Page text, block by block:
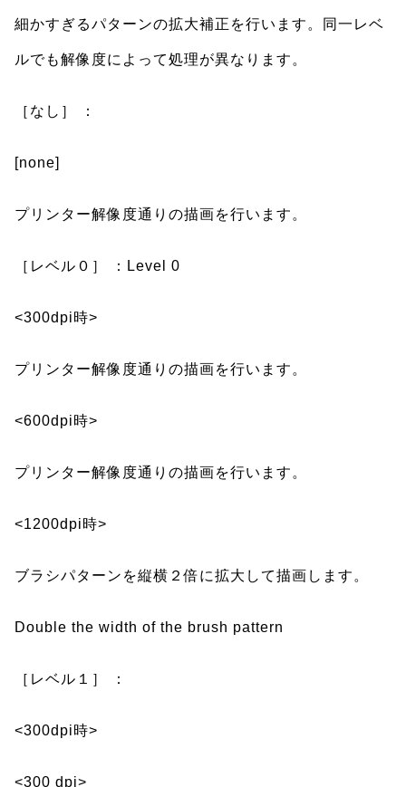
細かすぎるパターンの拡大補正を行います。同一レベ
ルでも解像度によって処理が異なります。
［なし］ ：
[none]
プリンター解像度通りの描画を行います。
［レベル０］ ：Level 0
<300dpi時>
プリンター解像度通りの描画を行います。
<600dpi時>
プリンター解像度通りの描画を行います。
<1200dpi時>
ブラシパターンを縦横２倍に拡大して描画します。
Double the width of the brush pattern
［レベル１］ ：
<300dpi時>
<300 dpi>